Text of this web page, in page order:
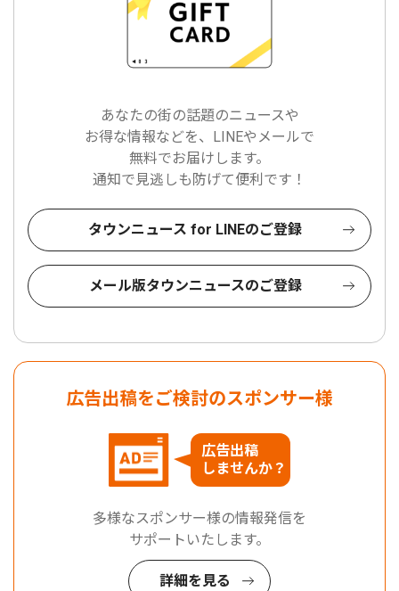
あなたの街の話題のニュースや
お得な情報などを、LINEやメールで
無料でお届けします。
通知で見逃しも防げて便利です！
タウンニュース for LINEのご登録
メール版タウンニュースのご登録
広告出稿をご検討のスポンサー様
広告出稿
しませんか？
多様なスポンサー様の情報発信を
サポートいたします。
詳細を見る